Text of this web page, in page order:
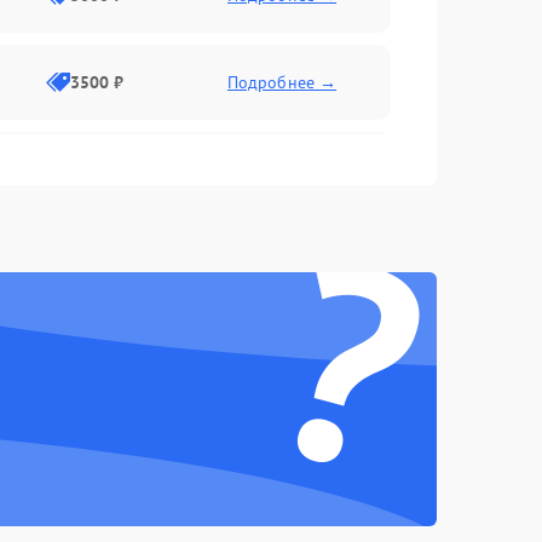
3500 ₽ Подробнее →
2000 ₽ Подробнее →
Подробнее →
Подробнее →
?